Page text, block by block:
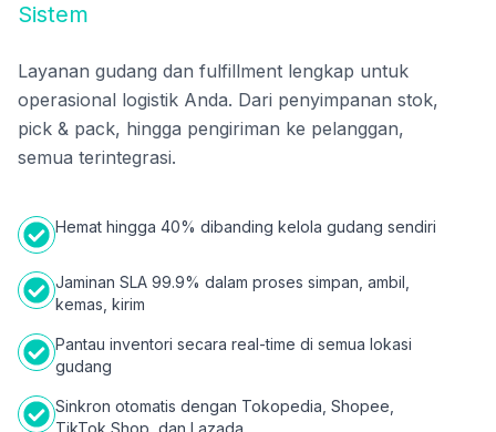
Sistem
Layanan gudang dan fulfillment lengkap untuk
operasional logistik Anda. Dari penyimpanan stok,
pick & pack, hingga pengiriman ke pelanggan,
semua terintegrasi.
Hemat hingga 40% dibanding kelola gudang sendiri
Jaminan SLA 99.9% dalam proses simpan, ambil,
kemas, kirim
Pantau inventori secara real-time di semua lokasi
gudang
Sinkron otomatis dengan Tokopedia, Shopee,
TikTok Shop, dan Lazada